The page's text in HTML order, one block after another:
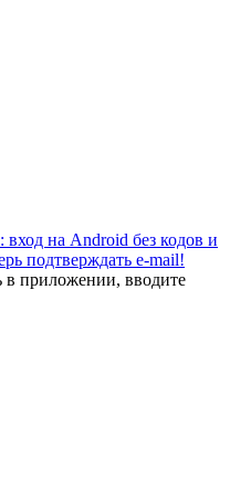
вход на Android без кодов и
подтверждать e-mail!
в приложении, вводите